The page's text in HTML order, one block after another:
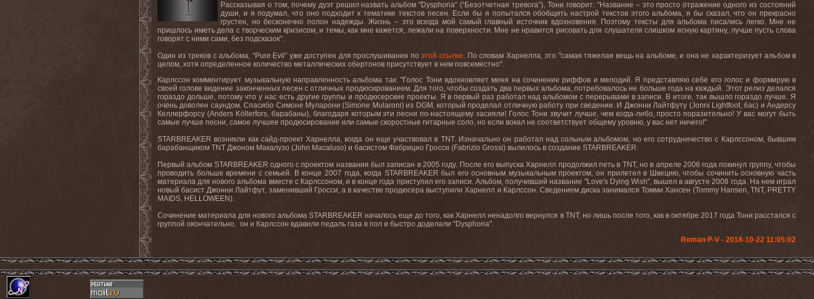
Рассказывая о том, почему дуэт решил назвать альбом "Dysphoria" (“Безотчетная тревога”), Тони говорит: "Название – это просто отражение одного из состояний
души, и я подумал, что оно подходит к тематике текстов песен. Если бы я попытался обобщить настрой текстов этого альбома, я бы сказал, что он прекрасно
грустен, но бесконечно полон надежды. Жизнь – это всегда мой самый главный источник вдохновения. Поэтому тексты для альбома писались легко. Мне не
пришлось иметь дела с творческим кризисом, и темы, как мне кажется, лежали на поверхности. Мне не нравится рисовать для слушателя слишком ясную картину, лучше пусть слова
говорят с ними сами, без подсказок".
Один из треков с альбома, “Pure Evil” уже доступен для прослушивания поэтой ссылке. По словам Харнелла, это "самая тяжелая вещь на альбоме, и она не характеризует альбом в
целом, хотя определенное количество металлических обертонов присутствует в нем повсеместно".
Карлссон комментирует музыкальную направленность альбома так: "Голос Тони вдохновляет меня на сочинение риффов и мелодий. Я представляю себе его голос и формирую в
своей голове видение законченных песен с отличных продюсированием. Для того, чтобы создать два первых альбома, потребовалось не больше года на каждый. Этот релиз делался
гораздо дольше, потому что у нас есть другие группы и продюсерские проекты. Я в первый раз работал над альбомом с перерывами в записи. В итоге, так вышло гораздо лучше.Я
очень доволен саундом.Спасибо Симоне Муларони (Simone Mularoni) из DGM , который проделал отличную работу при сведении. И Джонни Лайтфуту (Jonni Lightfoot, бас) и Андерсу
Келлерфорсу (Anders Kö llerfors, барабаны), благодаря которым эти песни по-настоящему засияли! Голос Тони звучит лучше, чем когда-либо, просто поразительно! У вас могут быть
самые лучше песни, самое лучшее продюсирование или самые скоростные гитарные соло, но если вокал не соответствует общему уровню, у вас нет ничего!"
STARBREAKER возникли как сайд-проект Харнелла, когда он еще участвовал в TNT. Изначально он работал над сольным альбомом, но его сотрудничество с Карлссоном, бывшим
барабанщиком TNT Джоном Макалузо (John Macaluso) и басистом Фабрицио Гросси (Fabrizio Grossi) вылилось в создание STARBREAKER.
Первый альбом STARBREAKER одного с проектом названия был записан в 2005 году. После его выпуска Харнелл продолжил петь в TNT, но в апреле 2006 года покинул группу, чтобы
проводить больше времени с семьей. В конце 2007 года, когда STARBREAKER был его основным музыкальным проектом, он прилетел в Швецию, чтобы сочинить основную часть
материала для нового альбома вместе с Карлссоном, и в конце года приступил его записи. Альбом, получивший название "Love's Dying Wish", вышел в августе 2008 года. На нем играл
новый басист Джонни Лайтфут, заменивший Гросси, а в качестве продюсера выступили Харнелл и Карлссон. Сведением диска занимался Томми Хансен (Tommy Hansen, TNT, PRETTY
MAIDS, HELLOWEEN).
Сочинение материала для нового альбомаSTARBREAKER началось еще до того, как Харнелл ненадолго вернулся в TNT, но лишь после того, как в октябре 2017 года Тони расстался с
группой окончательно, он и Карлссон вдавили педаль газа в пол и быстро доделали "Dysphoria".
Roman P-V - 2018-10-22 11:05:02